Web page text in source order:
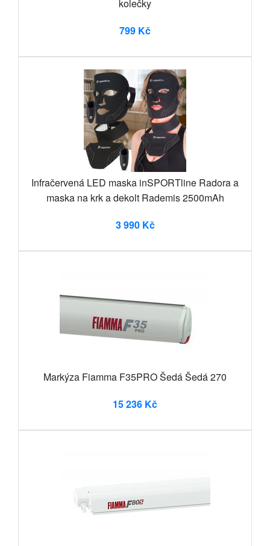
kolečky
799 Kč
Infračervená LED maska inSPORTline Radora a
maska na krk a dekolt Rademis 2500mAh
3 990 Kč
Markýza Fiamma F35PRO Šedá Šedá 270
15 236 Kč